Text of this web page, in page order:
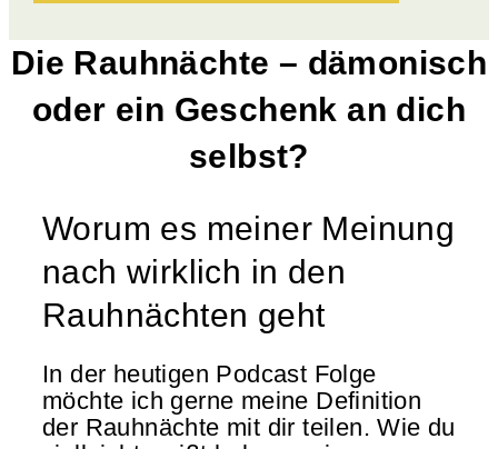
Die Rauhnächte – dämonisch
oder ein Geschenk an dich
selbst?
Worum es meiner Meinung
nach wirklich in den
Rauhnächten geht
In der heutigen Podcast Folge
möchte ich gerne meine Definition
der Rauhnächte mit dir teilen. Wie du